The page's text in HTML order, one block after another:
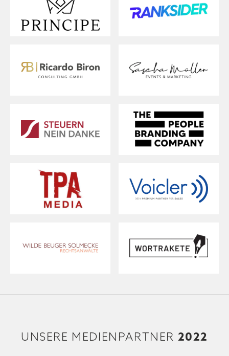
UNSERE MEDIENPARTNER 2022